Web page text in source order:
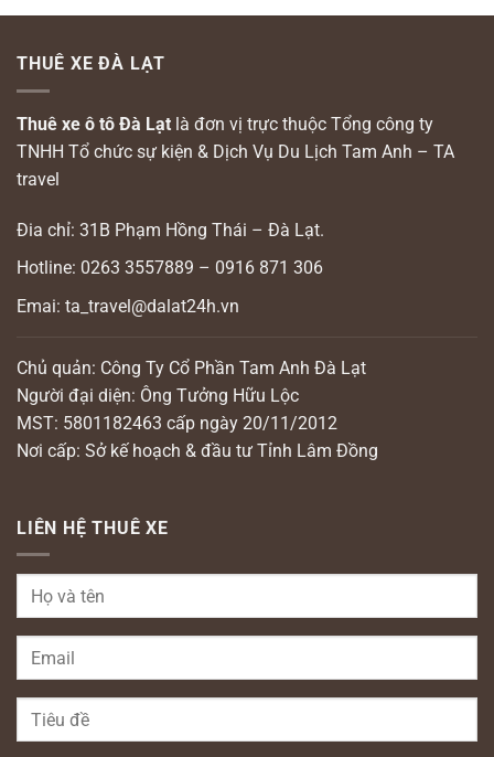
THUÊ XE ĐÀ LẠT
Thuê xe ô tô Đà Lạt là đơn vị trực thuộc Tổng công ty
TNHH Tổ chức sự kiện & Dịch Vụ Du Lịch Tam Anh – TA
travel
Đia chỉ: 31B Phạm Hồng Thái – Đà Lạt.
Hotline: 0263 3557889 – 0916 871 306
Emai: ta_travel@dalat24h.vn
Chủ quản: Công Ty Cổ Phần Tam Anh Đà Lạt
Người đại diện: Ông Tưởng Hữu Lộc
MST: 5801182463 cấp ngày 20/11/2012
Nơi cấp: Sở kế hoạch & đầu tư Tỉnh Lâm Đồng
LIÊN HỆ THUÊ XE